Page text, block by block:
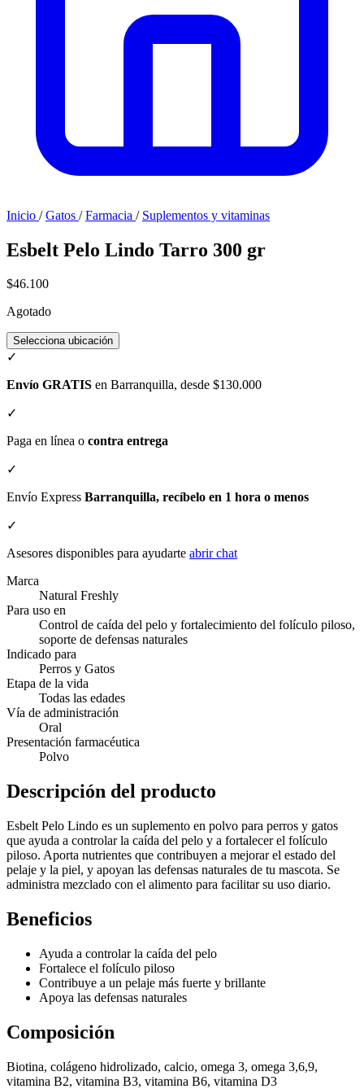
Inicio / Gatos / Farmacia / Suplementos y vitaminas
Esbelt Pelo Lindo Tarro 300 gr
$46.100
Agotado
Selecciona ubicación
✓
Envío GRATIS en Barranquilla, desde $130.000
✓
Paga en línea o contra entrega
✓
Envío Express Barranquilla, recíbelo en 1 hora o menos
✓
Asesores disponibles para ayudarte abrir chat
Marca
Natural Freshly
Para uso en
Control de caída del pelo y fortalecimiento del folículo piloso,
soporte de defensas naturales
Indicado para
Perros y Gatos
Etapa de la vida
Todas las edades
Vía de administración
Oral
Presentación farmacéutica
Polvo
Descripción del producto
Esbelt Pelo Lindo es un suplemento en polvo para perros y gatos
que ayuda a controlar la caída del pelo y a fortalecer el folículo
piloso. Aporta nutrientes que contribuyen a mejorar el estado del
pelaje y la piel, y apoyan las defensas naturales de tu mascota. Se
administra mezclado con el alimento para facilitar su uso diario.
Beneficios
Ayuda a controlar la caída del pelo
Fortalece el folículo piloso
Contribuye a un pelaje más fuerte y brillante
Apoya las defensas naturales
Composición
Biotina, colágeno hidrolizado, calcio, omega 3, omega 3,6,9,
vitamina B2, vitamina B3, vitamina B6, vitamina D3